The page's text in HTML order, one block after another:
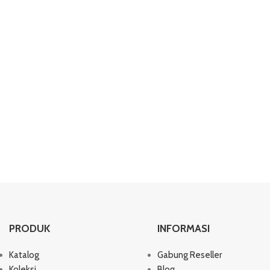
PRODUK
Katalog
INFORMASI
Gabung Reseller